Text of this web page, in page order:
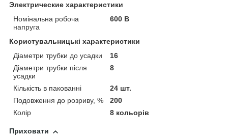
Электрические характеристики
Номінальна робоча
напруга
600 В
Користувальницькі характеристики
Діаметри трубки до усадки
16
Діаметри трубки після
усадки
8
Кількість в пакованні
24 шт.
Подовження до розриву, %
200
Колір
8 кольорів
Приховати